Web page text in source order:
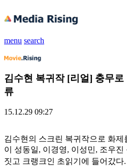
menu search
김수현 복귀작 [리얼] 충무
류
15.12.29 09:27
김수현의 스크린 복귀작으로 화
이 성동일, 이경영, 이성민, 조우
짓고 크랭크인 초읽기에 들어갔다.